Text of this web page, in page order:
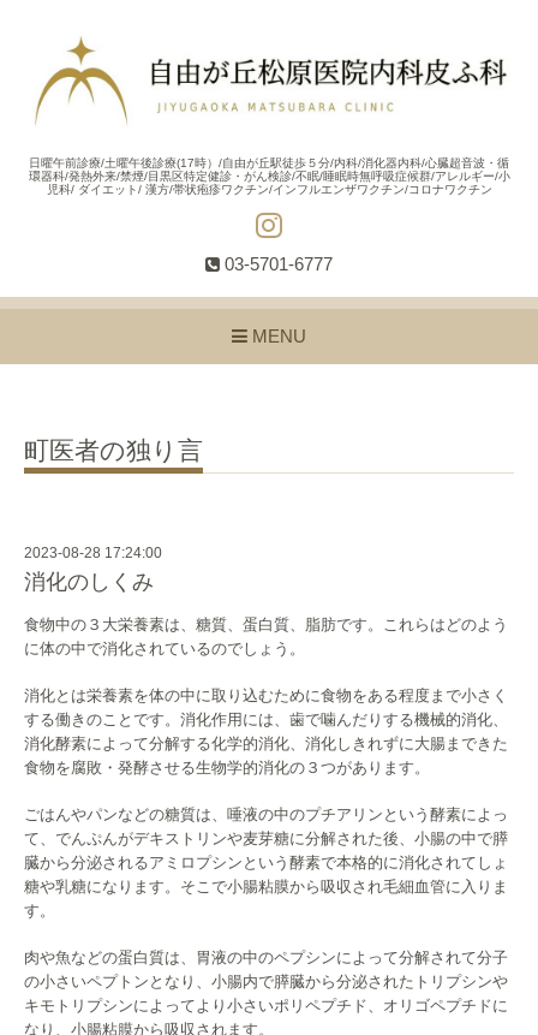
日曜午前診療/土曜午後診療(17時）/自由が丘駅徒歩５分/内科/消化器内科/心臓超音波・循
環器科/発熱外来/禁煙/目黒区特定健診・がん検診/不眠/睡眠時無呼吸症候群/アレルギー/小
児科/ ダイエット/ 漢方/帯状疱疹ワクチン/インフルエンザワクチン/コロナワクチン
03-5701-6777
MENU
町医者の独り言
2023-08-28 17:24:00
消化のしくみ
食物中の３大栄養素は、糖質、蛋白質、脂肪です。
これらはどのよう
に体の中で消化されているのでしょう。
消化とは栄養素を体の中に取り込むために食物をある程度まで小さ く
する働きのことです。消化作用には、 歯で噛んだりする機械的消化、
消化酵素によって分解する化学的消化、 消化しきれずに大腸まできた
食物を腐敗・ 発酵させる生物学的消化の３つがあります。
ごはんやパンなどの糖質は、 唾液の中のプチアリンという酵素によっ
て、 でんぷんがデキストリンや麦芽糖に分解された後、 小腸の中で膵
臓から分泌されるアミロプシンという酵素で本格的に消化されてしょ
糖や乳糖になります。 そこで小腸粘膜から吸収され毛細血管に入りま
す。
肉や魚などの蛋白質は、 胃液の中のペプシンによって分解されて分子
の小さいペプトンとな り、 小腸内で膵臓から分泌されたトリプシンや
キモトリプシンによって より小さいポリペプチド、オリゴペプチドに
なり、 小腸粘膜から吸収されます。